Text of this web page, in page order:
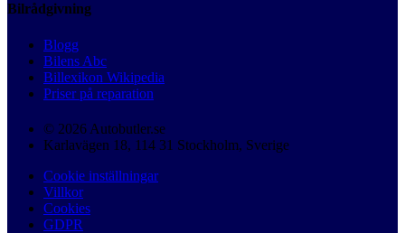
Bilrådgivning
Blogg
Bilens Abc
Billexikon Wikipedia
Priser på reparation
© 2026 Autobutler.se
Karlavägen 18, 114 31 Stockholm, Sverige
Cookie inställningar
Villkor
Cookies
GDPR